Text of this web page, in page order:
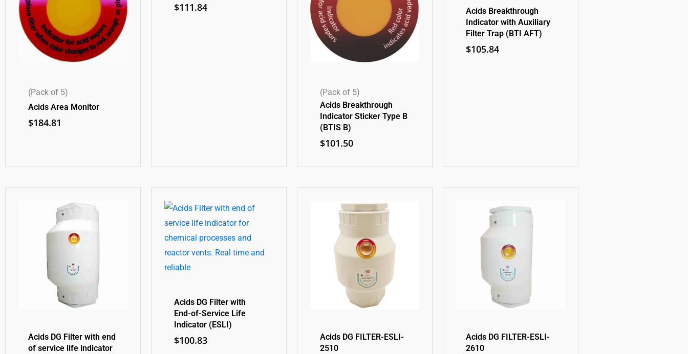
(Pack of 5)
Acids Area Monitor
$184.81
$111.84
(Pack of 5)
Acids Breakthrough
Indicator Sticker Type B
(BTIS B)
$101.50
Acids Breakthrough
Indicator with Auxiliary
Filter Trap (BTI AFT)
$105.84
Acids DG Filter with end
of service life indicator
Acids DG Filter with
End-of-Service Life
Indicator (ESLI)
$100.83
Acids DG FILTER-ESLI-
2510
Acids DG FILTER-ESLI-
2610